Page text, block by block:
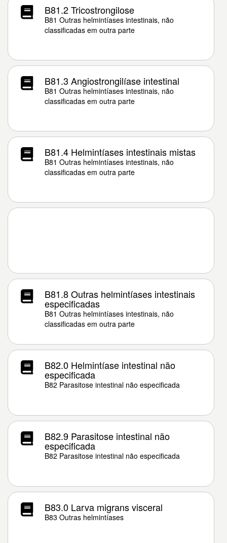
B81.2 Tricostrongilose
B81 Outras helmintíases intestinais, não
classificadas em outra parte
B81.3 Angiostrongilíase intestinal
B81 Outras helmintíases intestinais, não
classificadas em outra parte
B81.4 Helmintíases intestinais mistas
B81 Outras helmintíases intestinais, não
classificadas em outra parte
B81.8 Outras helmintíases intestinais
especificadas
B81 Outras helmintíases intestinais, não
classificadas em outra parte
B82.0 Helmintíase intestinal não
especificada
B82 Parasitose intestinal não especificada
B82.9 Parasitose intestinal não
especificada
B82 Parasitose intestinal não especificada
B83.0 Larva migrans visceral
B83 Outras helmintíases